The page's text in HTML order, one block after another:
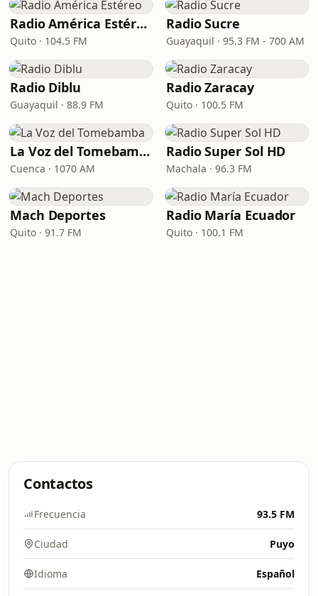
Radio América Estéreo
Quito · 104.5 FM
Radio Sucre
Guayaquil · 95.3 FM - 700 AM
Radio Diblu
Guayaquil · 88.9 FM
Radio Zaracay
Quito · 100.5 FM
La Voz del Tomebamba
Cuenca · 1070 AM
Radio Super Sol HD
Machala · 96.3 FM
Mach Deportes
Quito · 91.7 FM
Radio María Ecuador
Quito · 100.1 FM
Contactos
Frecuencia 93.5 FM
Ciudad Puyo
Idioma Español